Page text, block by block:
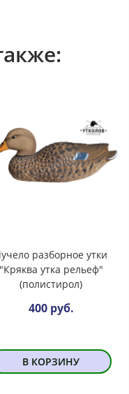
разборное утки
"Кряква утка рельеф"
(полистирол)
400 руб.
В КОРЗИНУ